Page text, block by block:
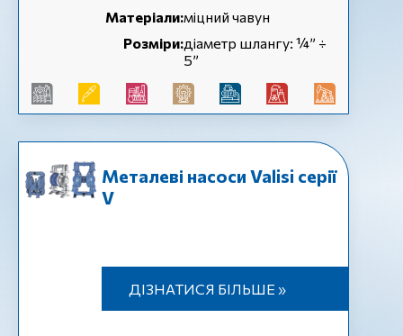
Матеріали:міцний чавун
Розміри:діаметр шлангу: ¼” ÷
5”
Металеві насоси Valisi серії
V
ДІЗНАТИСЯ БІЛЬШЕ »